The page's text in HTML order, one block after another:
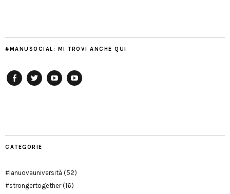
#MANUSOCIAL: MI TROVI ANCHE QUI
CATEGORIE
#lanuovauniversità (52)
#strongertogether(16)